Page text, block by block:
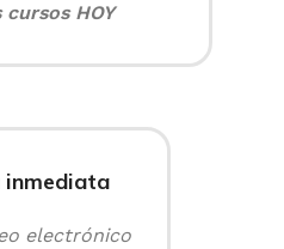
HOY
inmediata
electrónico